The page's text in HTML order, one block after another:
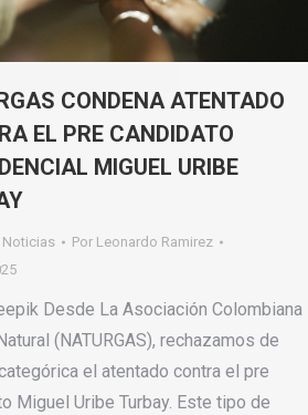
CONDENA ATENTADO
EL PRE CANDIDATO
MIGUEL URIBE
Noticias Por Leonardo Ramirez
Desde La Asociación Colombiana
(NATURGAS), rechazamos de
el atentado contra el pre
Miguel Uribe Turbay. Este tipo de